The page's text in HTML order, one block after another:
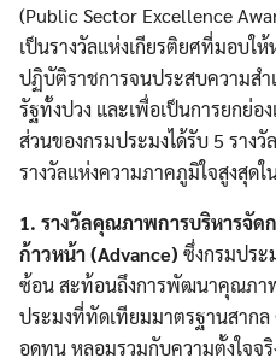
(Public Sector Excellence
เป็นรางวัลแห่งเกียรติยศที่มอบใ
ปฏิบัติราชการจนประสบความสำ
รัฐทั้งปวง และเพื่อเป็นการยกย่อ
ส่วนของกรมประมงได้รับ 5 รางวั
รางวัลแห่งความภาคภูมิใจสูงสุดใ
1. รางวัลคุณภาพการบริหารจัด
ก้าวหน้า (Advance) ซึ่งกรมประ
ซ้อน สะท้อนถึงการพัฒนาคุณภา
ประมงที่ทัดเทียมมาตรฐานสาก
อดทน หลอมรวมกับความตั้งใจจ